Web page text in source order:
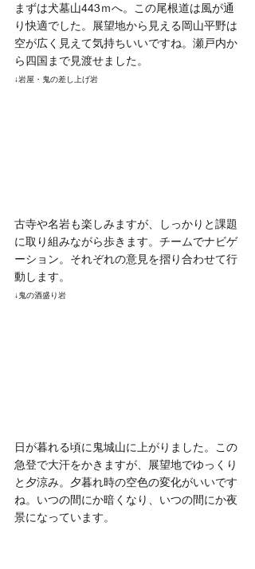
まずは犬墓山443ｍへ。この尾根道は風が通
り快適でした。展望地から見える岡山平野は
空が広く見えて気持ちいいですね。瀬戸内か
ら四国まで見渡せました。
↓岩屋・鬼の差し上げ岩
古寺や名岩も楽しみますが、しっかりと課題
に取り組みながら歩きます。チームでナビゲ
ーション。それぞれの意見を摺り合わせて行
動します。
↓鬼の酒盛り岩
日が暮れる頃に鬼城山に上がりました。この
急登で大汗をかきますが、展望地でゆっくり
と夕涼み。夕暮れ時の空色の変化がいいです
ね。いつの間にか暗くなり、いつの間にか夜
景になっています。